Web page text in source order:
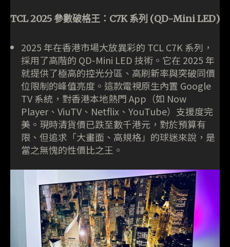
TCL 2025 參數破格王：C7K 系列 (QD-Mini LED)
2025 年在香港市場大放異彩的 TCL C7K 系列，
採用了高階的 QD-Mini LED 技術。它在 2025 年
就提供了極高的控光分區、高刷新率與突破同價
位限制的峰值亮度。這款電視原生內置 Google
TV 系統，對香港本地熱門 App（如 Now
Player、ViuTV、Netflix、YouTube）支援度完
美。現時清貨價已跌至數千港元，對於預算有
限、但追求「大畫面、高規格」的球迷來說，是
當之無愧的性價比之王。